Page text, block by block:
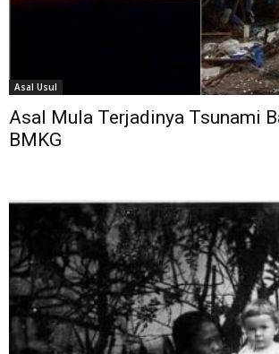
Asal Usul
Asal Mula Terjadinya Tsunami
BMKG